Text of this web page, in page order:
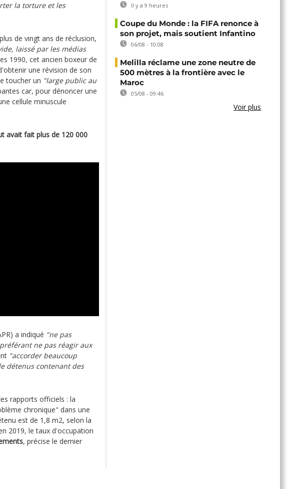
la torture et les
de vingt ans de réclusion,
laissé par les médias
1990, cet ancien boxeur de
une révision de son
toucher un "large public au
car, pour dénoncer une
cellule minuscule
avait fait plus de 120 000
a indiqué "ne pas
ne pas réagir aux
"accorder beaucoup
détenus contenant des
rapports officiels : la
chronique" dans une
est de 1,8 m2, selon la
2019, le taux d'occupation
, précise le dernier
Il y a 9 heures
Coupe du Monde : la FIFA renonce à
son projet, mais soutient Infantino
06/08 - 10:08
Melilla réclame une zone neutre de
500 mètres à la frontière avec le
Maroc
05/08 - 09:46
Voir plus